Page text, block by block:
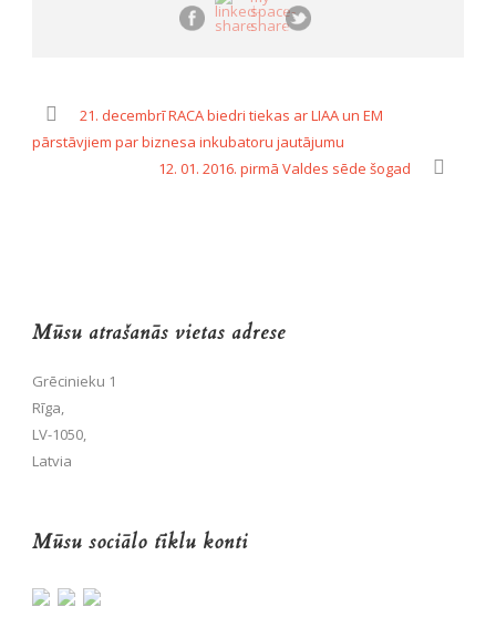
21. decembrī RACA biedri tiekas ar LIAA un EM
pārstāvjiem par biznesa inkubatoru jautājumu
12. 01. 2016. pirmā Valdes sēde šogad
Mūsu atrašanās vietas adrese
Grēcinieku 1
Rīga,
LV-1050,
Latvia
Mūsu sociālo tīklu konti